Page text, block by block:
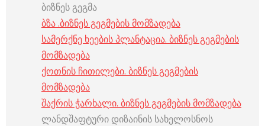
ბიზნეს გეგმა
ბზა .ბიზნეს გეგმების მომზადება
სამერქნე ხეების პლანტაცია. ბიზნეს გეგმების
მომზადება
ქოთნის ჩითილები. ბიზნეს გეგმების
მომზადება
შაქრის ჭარხალი. ბიზნეს გეგმების მომზადება
ლანდშაფტური დიზაინის სახელოსნოს